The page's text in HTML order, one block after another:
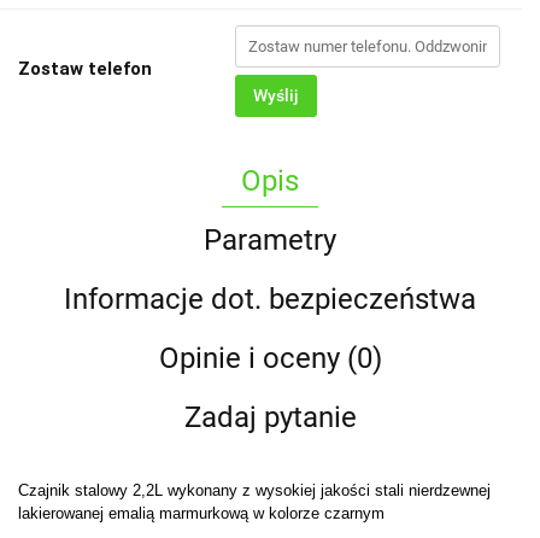
Zostaw telefon
Wyślij
Opis
Parametry
Informacje dot. bezpieczeństwa
Opinie i oceny (0)
Zadaj pytanie
Czajnik stalowy 2,2L wykonany z wysokiej jakości stali nierdzewnej
lakierowanej emalią marmurkową w kolorze czarnym